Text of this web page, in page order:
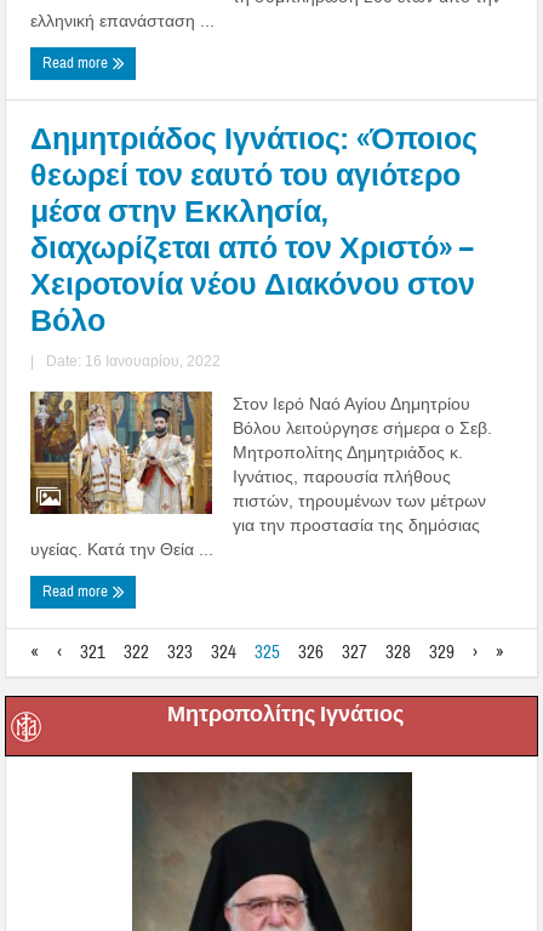
ελληνική επανάσταση ...
Read more
Δημητριάδος Ιγνάτιος: «Όποιος
θεωρεί τον εαυτό του αγιότερο
μέσα στην Εκκλησία,
διαχωρίζεται από τον Χριστό» –
Χειροτονία νέου Διακόνου στον
Βόλο
| Date: 16 Ιανουαρίου, 2022
Στον Ιερό Ναό Αγίου Δημητρίου
Βόλου λειτούργησε σήμερα ο Σεβ.
Μητροπολίτης Δημητριάδος κ.
Ιγνάτιος, παρουσία πλήθους
πιστών, τηρουμένων των μέτρων
για την προστασία της δημόσιας
υγείας. Κατά την Θεία ...
Read more
« ‹ 321 322 323 324 325 326 327 328 329 › »
Μητροπολίτης Ιγνάτιος